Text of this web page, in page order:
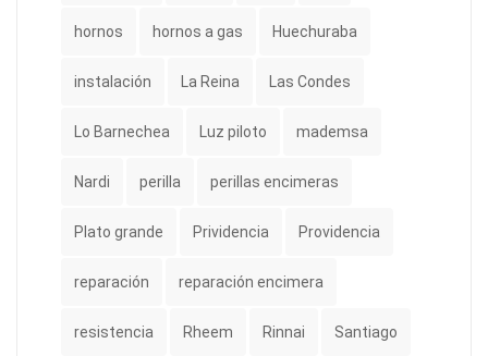
hornos hornos a gas Huechuraba
instalación La Reina Las Condes
Lo Barnechea Luz piloto mademsa
Nardi perilla perillas encimeras
Plato grande Prividencia Providencia
reparación reparación encimera
resistencia Rheem Rinnai Santiago